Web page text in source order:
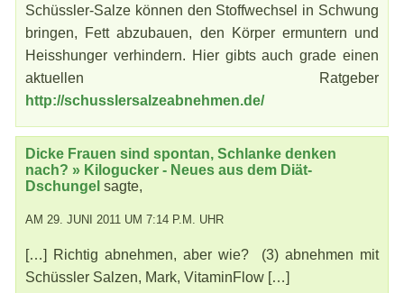
Schüssler-Salze können den Stoffwechsel in Schwung
bringen, Fett abzubauen, den Körper ermuntern und
Heisshunger verhindern. Hier gibts auch grade einen
aktuellen Ratgeber
http://schusslersalzeabnehmen.de/
Dicke Frauen sind spontan, Schlanke denken
nach? » Kilogucker - Neues aus dem Diät-
Dschungel sagte,
AM 29. JUNI 2011 UM 7:14 P.M. UHR
[…] Richtig abnehmen, aber wie? (3) abnehmen mit
Schüssler Salzen, Mark, VitaminFlow […]